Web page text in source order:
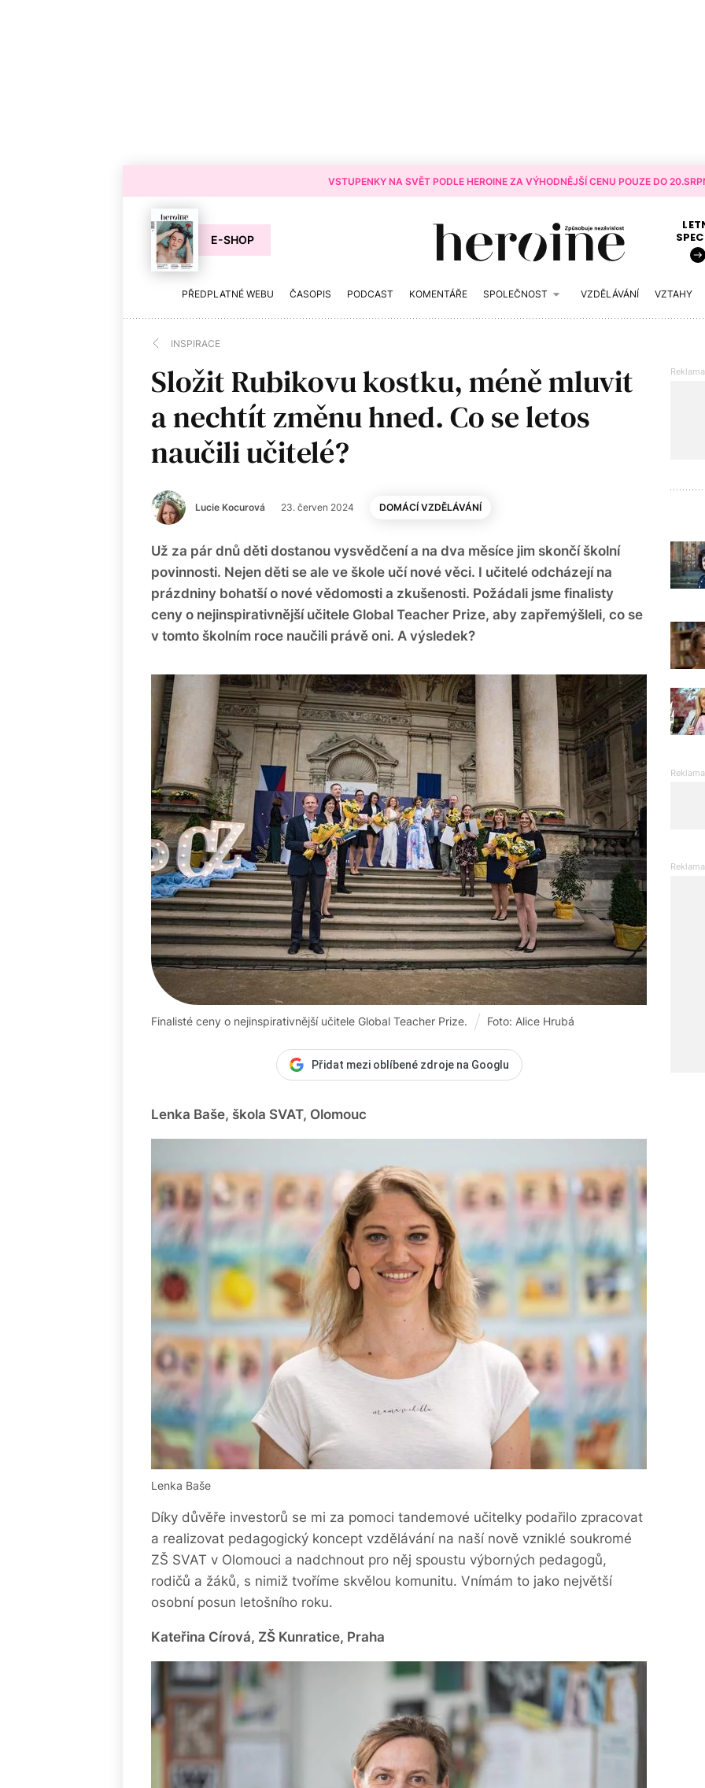
VSTUPENKY NA SVĚT PODLE HEROINE ZA VÝHODNĚJŠÍ CENU POUZE DO
E-SHOP
PŘEDPLATNÉ WEBU ČASOPIS PODCAST KOMENTÁŘE SPOLEČNOST VZDĚLÁVÁNÍ VZTAHY
INSPIRACE
Složit Rubikovu kostku, méně mluvit
a nechtít změnu hned. Co se letos
naučili učitelé?
Lucie Kocurová 23. červen 2024 DOMÁCÍ VZDĚLÁVÁNÍ
Už za pár dnů děti dostanou vysvědčení a na dva měsíce jim skončí školní
povinnosti. Nejen děti se ale ve škole učí nové věci. I učitelé odcházejí na
prázdniny bohatší o nové vědomosti a zkušenosti. Požádali jsme finalisty
ceny o nejinspirativnější učitele Global Teacher Prize, aby zapřemýšleli, co se
v tomto školním roce naučili právě oni. A výsledek?
Finalisté ceny o nejinspirativnější učitele Global Teacher Prize. Foto: Alice Hrubá
Přidat mezi oblíbené zdroje na Googlu
Lenka Baše, škola SVAT, Olomouc
Lenka Baše
Díky důvěře investorů se mi za pomoci tandemové učitelky podařilo zpracovat
a realizovat pedagogický koncept vzdělávání na naší nově vzniklé soukromé
ZŠ SVAT v Olomouci a nadchnout pro něj spoustu výborných pedagogů,
rodičů a žáků, s nimiž tvoříme skvělou komunitu. Vnímám to jako největší
osobní posun letošního roku.
Kateřina Círová, ZŠ Kunratice, Praha